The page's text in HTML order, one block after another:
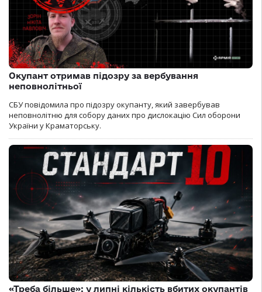
Окупант отримав підозру за вербування
неповнолітньої
СБУ повідомила про підозру окупанту, який завербував
неповнолітню для собору даних про дислокацію Сил оборони
України у Краматорську.
«Треба більше»: у липні кількість вбитих окупантів